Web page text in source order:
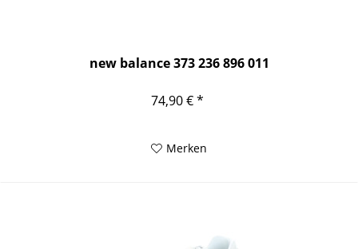
new balance 373 236 896 011
74,90 € *
Merken